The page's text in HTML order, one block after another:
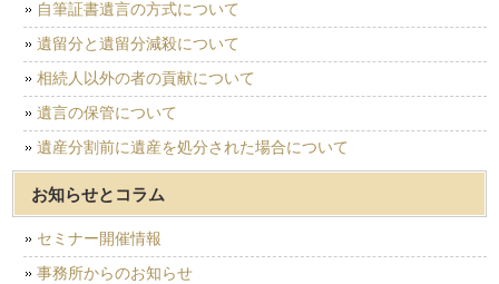
自筆証書遺言の方式について
遺留分と遺留分減殺について
相続人以外の者の貢献について
遺言の保管について
遺産分割前に遺産を処分された場合について
お知らせとコラム
セミナー開催情報
事務所からのお知らせ